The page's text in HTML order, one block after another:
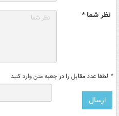
نظر شما *
* لطفا عدد مقابل را در جعبه متن وارد کنید